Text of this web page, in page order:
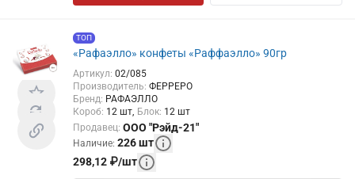
ТОП
«Рафаэлло» конфеты «Раффаэлло» 90гр
Артикул: 02/085
Производитель: ФЕРРЕРО
Бренд: РАФАЭЛЛО
Короб: 12 шт Блок: 12 шт
Продавец: ООО "Рэйд-21"
Наличие: 226шт
298,12 ₽/шт